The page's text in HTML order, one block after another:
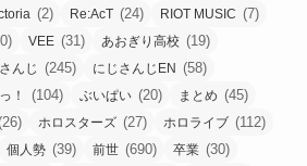
(2) Re:AcT (24) RIOT MUSIC (7)
VEE (31) あおぎり高校 (19)
んじ (245) にじさんじEN (58)
！ (104) ぶいぱい (20) まとめ (45)
ホロスターズ (27) ホロライブ (112)
個人勢 (39) 前世 (690) 卒業 (30)